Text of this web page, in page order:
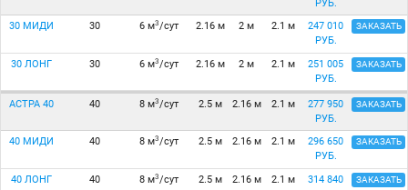
РУБ.
30 МИДИ 30 6 м3/сут 2.16 м 2 м 2.1 м
247 010
РУБ.
ЗАКАЗАТЬ
30 ЛОНГ 30 6 м3/сут 2.16 м 2 м 2.1 м
251 005
РУБ.
ЗАКАЗАТЬ
АСТРА 40 40 8 м3/сут 2.5 м 2.16 м 2.1 м
277 950
РУБ.
ЗАКАЗАТЬ
40 МИДИ 40 8 м3/сут 2.5 м 2.16 м 2.1 м
296 650
РУБ.
ЗАКАЗАТЬ
40 ЛОНГ 40 8 м3/сут 2.5 м 2.16 м 2.1 м
314 840
ЗАКАЗАТЬ